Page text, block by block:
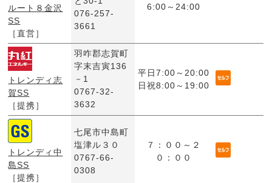
ルート８金沢
SS
［直営］
076-257-
3661
6:00～24:00
トレンディ志
賀SS
［提携］
羽咋郡志賀町
字末吉寅136
－1
0767-32-
3632
平日7:00～20:00
日祝8:00～19:00
トレンディ中
島SS
［提携］
七尾市中島町
塩津ル３０
0767-66-
0308
７：００～２
０：００